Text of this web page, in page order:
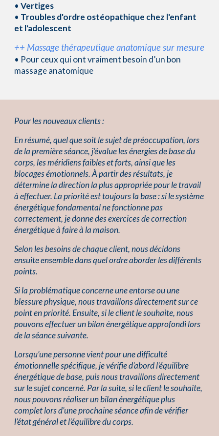
•Vertiges
• Troublesd'ordre ostéopathique chez l'enfant
et l'adolescent
++ Massage thérapeutique anatomique sur mesure
• Pour ceux qui ont vraiment besoin d’un bon
massage anatomique
Pour les nouveaux clients :
En résumé, quel que soit le sujet de préoccupation, lors
de la première séance, j’évalue les énergies de base du
corps, les méridiens faibles et forts, ainsi que les
blocages émotionnels. À partir des résultats, je
détermine la direction la plus appropriée pour le travail
à effectuer. La priorité est toujours la base : si le système
énergétique fondamental ne fonctionne pas
correctement, je donne des exercices de correction
énergétique à faire à la maison.
Selon les besoins de chaque client, nous décidons
ensuite ensemble dans quel ordre aborder les différents
points.
Si la problématique concerne une entorse ou une
blessure physique, nous travaillons directement sur ce
point en priorité. Ensuite, si le client le souhaite, nous
pouvons effectuer un bilan énergétique approfondi lors
de la séance suivante.
Lorsqu’une personne vient pour une difficulté
émotionnelle spécifique, je vérifie d’abord l’équilibre
énergétique de base, puis nous travaillons directement
sur le sujet concerné. Par la suite, si le client le souhaite,
nous pouvons réaliser un bilan énergétique plus
complet lors d’une prochaine séance afin de vérifier
l’état général et l’équilibre du corps.